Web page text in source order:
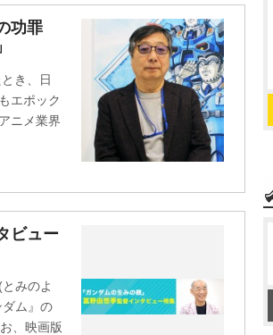
功罪
き、日
エポック
ニメ業界
ビュー
みのよ
ム』の
、映画版